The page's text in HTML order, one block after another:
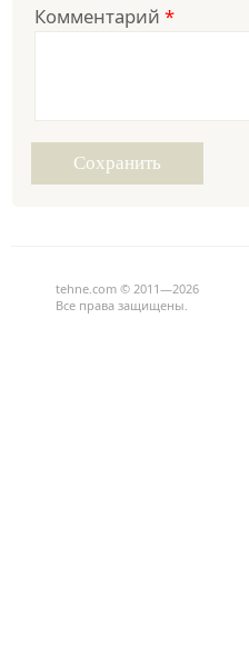
Комментарий *
tehne.com © 2011—2026
Все права защищены.